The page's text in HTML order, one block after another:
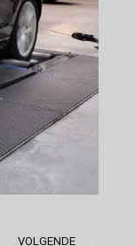
VOLGENDE